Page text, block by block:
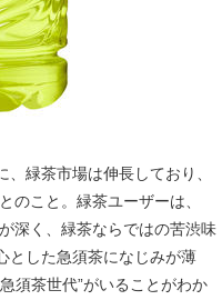
緑茶市場は伸長しており、
のこと。緑茶ユーザーは、
深く、緑茶ならではの苦渋味
とした急須茶になじみが薄
須茶世代”がいることがわか